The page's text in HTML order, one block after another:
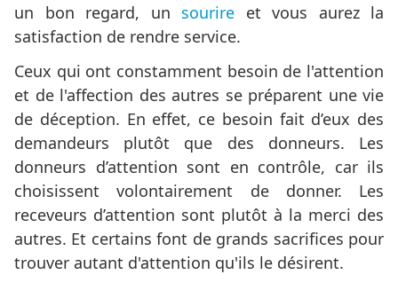
un bon regard, un sourire et vous aurez la
satisfaction de rendre service.
Ceux qui ont constamment besoin de l'attention
et de l'affection des autres se préparent une vie
de déception. En effet, ce besoin fait d’eux des
demandeurs plutôt que des donneurs. Les
donneurs d’attention sont en contrôle, car ils
choisissent volontairement de donner. Les
receveurs d’attention sont plutôt à la merci des
autres. Et certains font de grands sacrifices pour
trouver autant d'attention qu'ils le désirent.